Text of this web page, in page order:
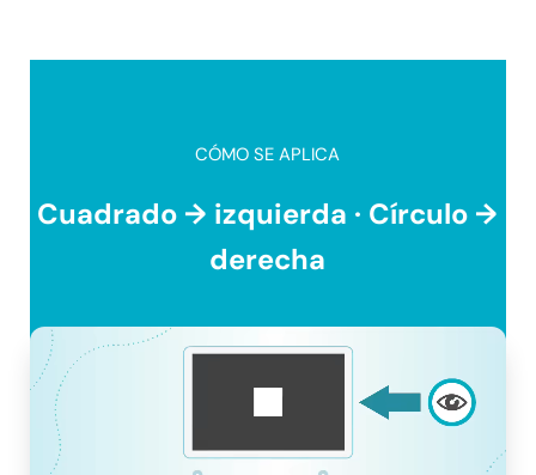
CÓMO SE APLICA
Cuadrado → izquierda · Círculo →
derecha